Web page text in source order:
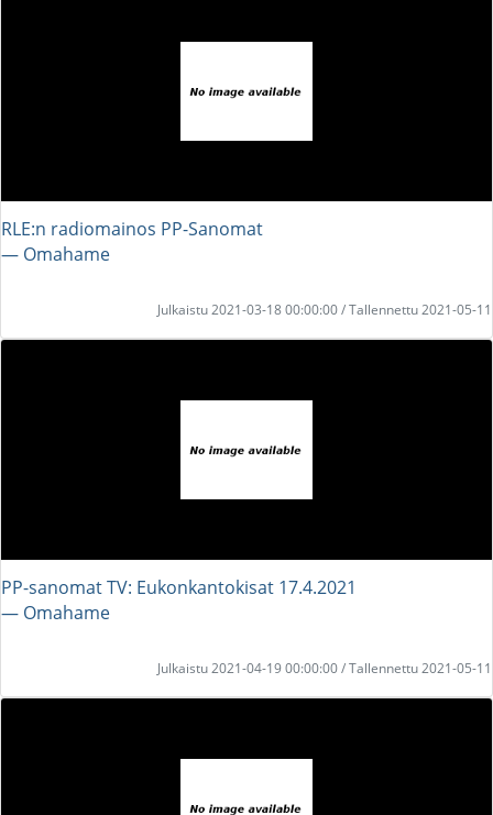
RLE:n radiomainos PP-Sanomat
― Omahame
Julkaistu 2021-03-18 00:00:00 / Tallennettu 2021-05-11
PP-sanomat TV: Eukonkantokisat 17.4.2021
― Omahame
Julkaistu 2021-04-19 00:00:00 / Tallennettu 2021-05-11